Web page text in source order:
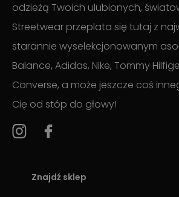
odzieżą Twoich ulubionych,
Streetwear przeplata się tutaj z
starannie wyselekcjonowanym
Balance, Adidas, Nike, Tommy
Converse, a może jeszcze coś
Cię od stóp do głowy!
Znajdź sklep